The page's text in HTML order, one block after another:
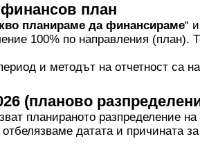
план
планираме да финансираме“
100% по направления (план).
и методът на отчетност са
(планово
планираното разпределение
датата и причината